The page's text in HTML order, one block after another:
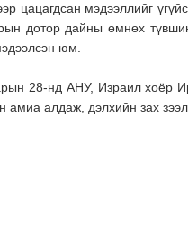
цацагдсан мэдээллийг
дотор дайны өмнөх
юм.
28-нд АНУ, Израил хоёр
амиа алдаж, дэлхийн зах